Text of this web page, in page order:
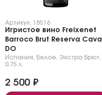
Артикул: 18516
Игристое вино Freixenet
Barroco Brut Reserva Cava
DO
Испания Белое Экстра Брют
0.75 л.
2 500 ₽